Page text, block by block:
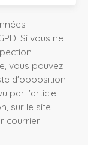
Si vous ne
vous pouvez
d'opposition
par l'article
sur le site
courrier